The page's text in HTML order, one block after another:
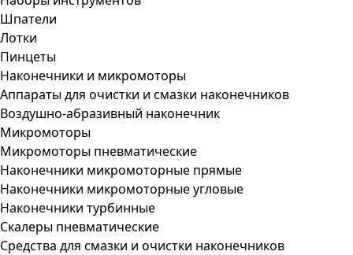
Шпатели
Лотки
Пинцеты
Наконечники и микромоторы
Аппараты для очистки и смазки наконечников
Воздушно-абразивный наконечник
Микромоторы
Микромоторы пневматические
Наконечники микромоторные прямые
Наконечники микромоторные угловые
Наконечники турбинные
Скалеры пневматические
Средства для смазки и очистки наконечников